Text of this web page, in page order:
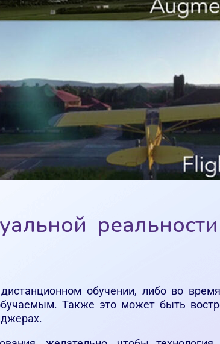
обучении, либо во
Также это может быть